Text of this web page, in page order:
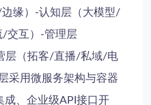
边缘）-认知层（大模型/
交互）-管理层
层（拓客/直播/私域/电
采用微服务架构与容器
成 企业级API接口 开